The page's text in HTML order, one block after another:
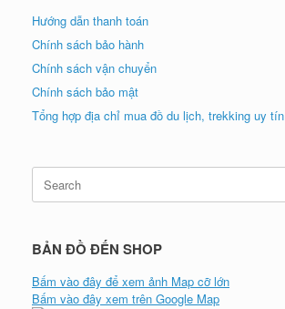
Hướng dẫn thanh toán
Chính sách bảo hành
Chính sách vận chuyển
Chính sách bảo mật
Tổng hợp địa chỉ mua đồ du lịch, trekking uy tín
for:
BẢN ĐỒ ĐẾN SHOP
Bấm vào đây để xem ảnh Map cỡ lớn
Bấm vào đây xem trên Google Map